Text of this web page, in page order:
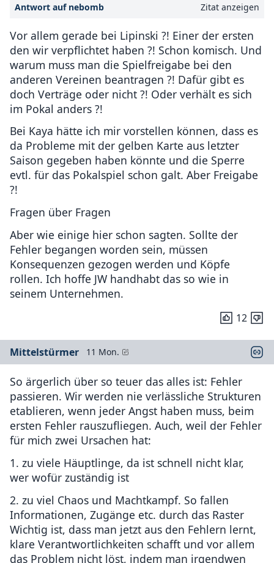
Antwort auf nebomb Zitat anzeigen
Vor allem gerade bei Lipinski ?! Einer der ersten
den wir verpflichtet haben ?! Schon komisch. Und
warum muss man die Spielfreigabe bei den
anderen Vereinen beantragen ?! Dafür gibt es
doch Verträge oder nicht ?! Oder verhält es sich
im Pokal anders ?!
Bei Kaya hätte ich mir vorstellen können, dass es
da Probleme mit der gelben Karte aus letzter
Saison gegeben haben könnte und die Sperre
evtl. für das Pokalspiel schon galt. Aber Freigabe
?!
Fragen über Fragen
Aber wie einige hier schon sagten. Sollte der
Fehler begangen worden sein, müssen
Konsequenzen gezogen werden und Köpfe
rollen. Ich hoffe JW handhabt das so wie in
seinem Unternehmen.
12
Mittelstürmer 11 Mon.
So ärgerlich über so teuer das alles ist: Fehler
passieren. Wir werden nie verlässliche Strukturen
etablieren, wenn jeder Angst haben muss, beim
ersten Fehler rauszufliegen. Auch, weil der Fehler
für mich zwei Ursachen hat:
1. zu viele Häuptlinge, da ist schnell nicht klar,
wer wofür zuständig ist
2. zu viel Chaos und Machtkampf. So fallen
Informationen, Zugänge etc. durch das Raster
Wichtig ist, dass man jetzt aus den Fehlern lernt,
klare Verantwortlichkeiten schafft und vor allem
das Problem nicht löst, indem man irgendwen